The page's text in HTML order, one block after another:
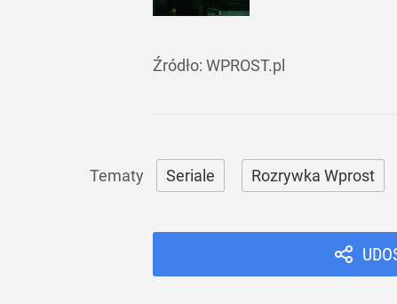
Źródło: WPROST.pl
Seriale Rozrywka Wprost